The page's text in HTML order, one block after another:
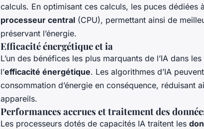
calculs. En optimisant ces calculs, les puces dédiées
processeur central (CPU), permettant ainsi de
préservant l’énergie.
Efficacité énergétique et ia
L’un des bénéfices les plus marquants de l’IA dans les
l’efficacité énergétique. Les algorithmes d’IA
consommation d’énergie en conséquence, réduisant
appareils.
Performances accrues et traitement des
Les processeurs dotés de capacités IA traitent les